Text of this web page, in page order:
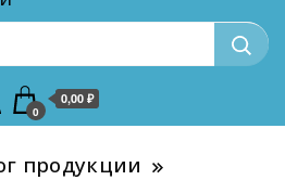
0
0,00 ₽
продукции